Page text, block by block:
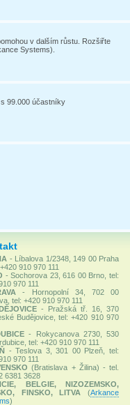
v dalším růstu. Rozšiřte
Systems).
99.000 účastníky
- Líbalova 1/2348, 149 00 Praha
910 970 111
- Sochorova 23, 616 00 Brno, tel:
970 111
- Hornopolní 34, 702 00
tel: +420 910 970 111
- Pražská tř. 16, 370
Budějovice, tel: +420 910 970
- Rokycanova 2730, 530
tel: +420 910 970 111
- Teslova 3, 301 00 Plzeň, tel:
970 111
(Bratislava + Žilina) - tel.
6381 3628
BELGIE, NIZOZEMSKO,
FINSKO, LITVA
(Arkance
)